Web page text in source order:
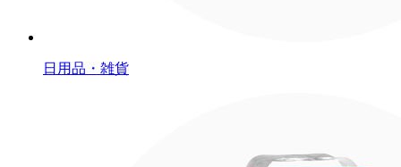
日用品・雑貨